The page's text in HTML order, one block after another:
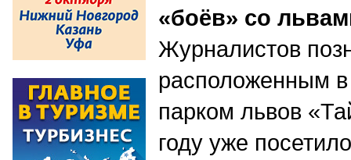
«боёв» со
Журналистов
расположенным
парком львов
году уже